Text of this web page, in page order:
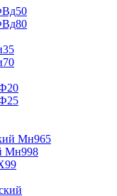
Мн965
Мн998